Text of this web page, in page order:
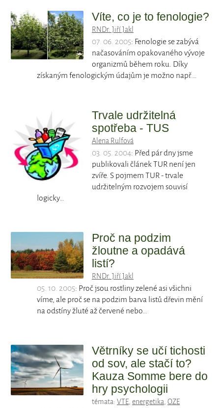
Víte, co je to fenologie?
RNDr. Jiří Jakl
07. 06. 2005: Fenologie se zabývá
načasováním opakovaného vývoje
organizmů během roku. Díky
získaným fenologickým údajům je možno např.…
Trvale udržitelná
spotřeba - TUS
Alena Rulfová
03. 05. 2004: Před pár dny jsme
publikovali článek TUR není jen
zvíře. S pojmem TUR - trvale
udržitelným rozvojem souvisí
logicky…
Proč na podzim
žloutne a opadává
listí?
RNDr. Jiří Jakl
05. 10. 2005: Proč jsou rostliny zelené asi všichni
víme, ale proč se na podzim barva listů dřevin mění
na odstíny žluté až červené nebo…
Větrníky se učí tichosti
od sov, ale stačí to?
Kauza Somme bere do
hry psychologii
témata: VTE, energetika, OZE